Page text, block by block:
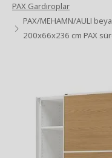
PAX Gardıroplar
PAX/MEHAMN/AULI
200x66x236 cm PAX